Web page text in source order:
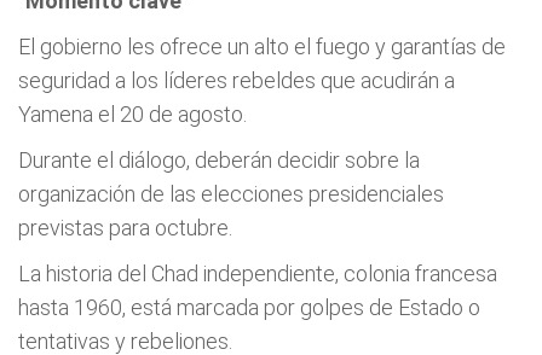
El gobierno les ofrece un alto el fuego y garantías de
seguridad a los líderes rebeldes que acudirán a
Yamena el 20 de agosto.
Durante el diálogo, deberán decidir sobre la
organización de las elecciones presidenciales
previstas para octubre.
La historia del Chad independiente, colonia francesa
hasta 1960, está marcada por golpes de Estado o
tentativas y rebeliones.